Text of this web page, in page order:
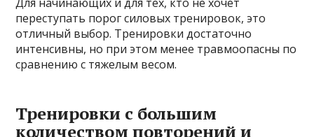
переступать порог силовых тренировок, это
отличный выбор. Тренировки достаточно
интенсивны, но при этом менее травмоопасны по
сравнению с тяжелым весом.
Тренировки с большим
количеством повторений и